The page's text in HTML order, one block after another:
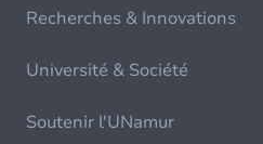
Recherches & Innovations
Université & Société
Soutenir l'UNamur